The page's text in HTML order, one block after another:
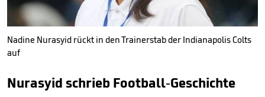
Nadine Nurasyid rückt in den Trainerstab der Indianapolis Colts
auf
Nurasyid schrieb Football-Geschichte